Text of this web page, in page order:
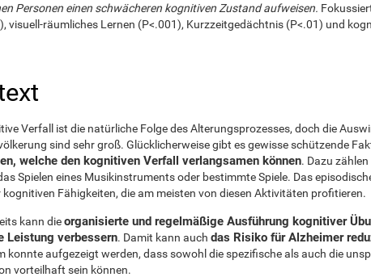
Personen einen schwächeren kognitiven Zustand aufweisen.
visuell-räumliches Lernen (P<.001), Kurzzeitgedächtnis (P<.01) und
Verfall ist die natürliche Folge des Alterungsprozesses, doch die
sind sehr groß. Glücklicherweise gibt es gewisse schützende
welche den kognitiven Verfall verlangsamen können. Dazu
Spielen eines Musikinstruments oder bestimmte Spiele. Das
kognitiven Fähigkeiten, die am meisten von diesen Aktivitäten profitieren.
kann dieorganisierte und regelmäßige Ausführung kognitiver
Leistung verbessern. Damit kann auch das Risiko für Alzheimer
konnte aufgezeigt werden, dass sowohl die spezifische als auch die
vorteilhaft sein können.